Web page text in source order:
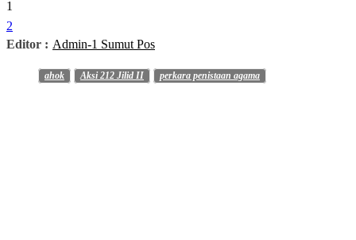
1
2
Editor : Admin-1 Sumut Pos
ahok Aksi 212 Jilid II perkara penistaan agama